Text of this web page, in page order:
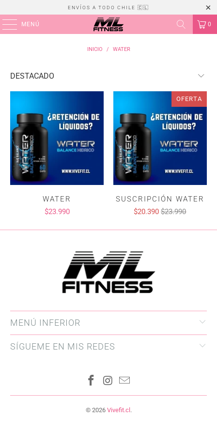
ENVÍOS A TODO CHILE 🇨🇱
MENÚ 0
INICIO / WATER
WATER
$23.990
OFERTA
SUSCRIPCIÓN WATER
$20.390$23.990
MENÚ INFERIOR
SÍGUEME EN MIS REDES
© 2026 Vivefit.cl .